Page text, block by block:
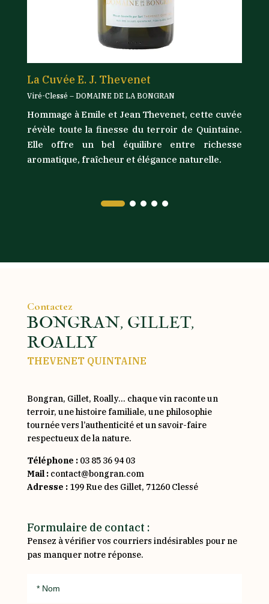
La Cuvée E. J. Thevenet
Viré-Clessé – DOMAINE DE LA BONGRAN
Hommage à Emile et Jean Thevenet, cette cuvée
révèle toute la finesse du terroir de Quintaine.
Elle offre un bel équilibre entre richesse
aromatique, fraîcheur et élégance naturelle.
Contactez
BONGRAN, GILLET,
ROALLY
THEVENET QUINTAINE
Bongran, Gillet, Roally… chaque vin raconte un
terroir, une histoire familiale, une philosophie
tournée vers l’authenticité et un savoir-faire
respectueux de la nature.
Téléphone : 03 85 36 94 03
Mail : contact@bongran.com
Adresse :199 Rue des Gillet, 71260 Clessé
Formulaire de contact :
Pensez à vérifier vos courriers indésirables pour ne
pas manquer notre réponse.